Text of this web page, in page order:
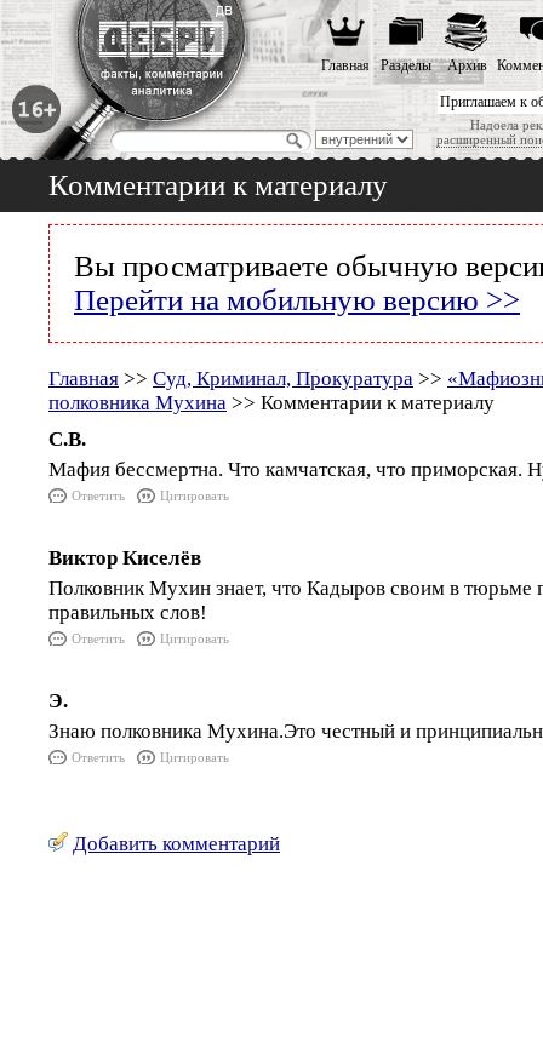
Приглашаем к
Надоела
расширенный
Главная Разделы Архив
Комментарии к материалу
Вы просматриваете обычную
Перейти на мобильную версию >>
Главная >> Суд, Криминал, Прокуратура >>
полковника Мухина >> Комментарии к материалу
С.В.
Мафия бессмертна. Что камчатская, что приморская.
Ответить Цитировать
Виктор Киселёв
Полковник Мухин знает, что Кадыров своим в тюрьме
правильных слов!
Ответить Цитировать
Э.
Знаю полковника Мухина.Это честный и
Ответить Цитировать
Добавить комментарий